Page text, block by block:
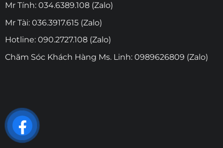
Mr Tính: 034.6389.108 (Zalo)
Mr Tài: 036.3917.615 (Zalo)
Hotline: 090.2727.108 (Zalo)
Chăm Sóc Khách Hàng Ms. Linh: 0989626809 (Zalo)